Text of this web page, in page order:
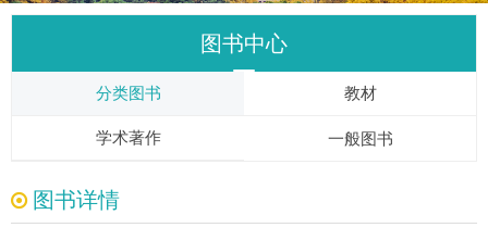
图书中心
分类图书 教材
学术著作 一般图书
图书详情